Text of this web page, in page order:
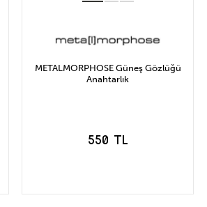
METALMORPHOSE Güneş Gözlüğü
Anahtarlık
550 TL